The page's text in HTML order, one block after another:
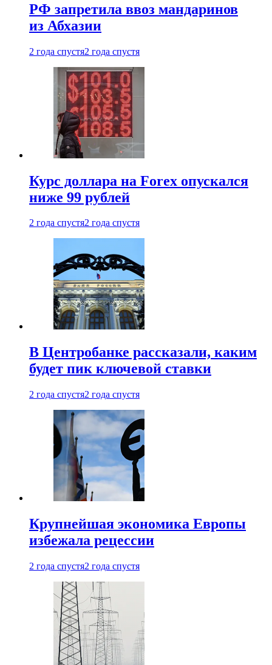
РФ запретила ввоз мандаринов
из Абхазии
2 года спустя2 года спустя
Курс доллара на Forex опускался
ниже 99 рублей
2 года спустя2 года спустя
В Центробанке рассказали, каким
будет пик ключевой ставки
2 года спустя2 года спустя
Крупнейшая экономика Европы
избежала рецессии
2 года спустя2 года спустя